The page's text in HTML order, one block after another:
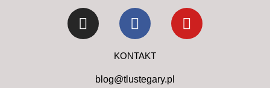
KONTAKT
blog@tlustegary.pl